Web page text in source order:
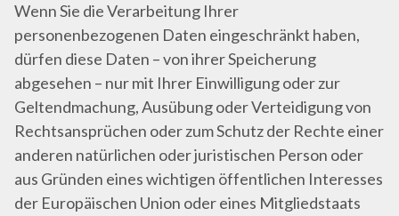
Wenn Sie die Verarbeitung Ihrer
personenbezogenen Daten eingeschränkt haben,
dürfen diese Daten – von ihrer Speicherung
abgesehen – nur mit Ihrer Einwilligung oder zur
Geltendmachung, Ausübung oder Verteidigung von
Rechtsansprüchen oder zum Schutz der Rechte einer
anderen natürlichen oder juristischen Person oder
aus Gründen eines wichtigen öffentlichen Interesses
der Europäischen Union oder eines Mitgliedstaats